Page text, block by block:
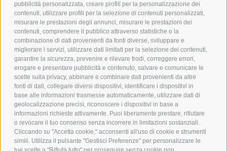
pubblicità personalizzata, creare profili per la personalizzazione dei
contenuti, utilizzare profili per la selezione di contenuti personalizzati,
misurare le prestazioni degli annunci, misurare le prestazioni dei
contenuti, comprendere il pubblico attraverso statistiche o la
combinazione di dati provenienti da fonti diverse, sviluppare e
migliorare i servizi, utilizzare dati limitati per la selezione dei contenuti,
garantire la sicurezza, prevenire e rilevare frodi, correggere errori,
erogare e presentare pubblicità e contenuto, salvare e comunicare le
scelte sulla privacy, abbinare e combinare dati provenienti da altre
fonti di dati, collegare diversi dispositivi, identificare i dispositivi in
base alle informazioni trasmesse automaticamente, utilizzare dati di
geolocalizzazione precisi, riconoscere i dispositivi in base a
informazioni richieste attivamente. Puoi liberamente prestare, rifiutare
o revocare il tuo consenso senza incorrere in limitazioni sostanziali.
Cliccando su "Accetta cookie," acconsenti all'uso di cookie e strumenti
simili. Utilizza il pulsante "Gestisci Preferenze" per personalizzare le
COOKIE POLICY
PAGAMENTI SICURI
AZIENDA
CHI SIAMO
MARCHI TRATTATI
CONDOMINI